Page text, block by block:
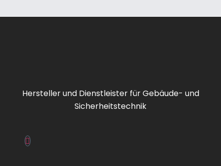
FAT/FBF/ZPA/
FIZ
Hersteller und Dienstleister für Gebäude- und
Sicherheitstechnik